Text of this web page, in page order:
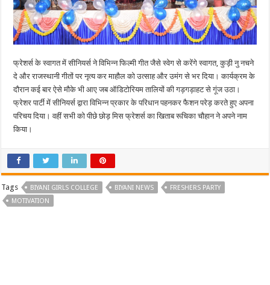
फ्रेशर्स के स्वागत में सीनियर्स ने विभिन्न फिल्मी गीत जैसे स्वेग से करेंगे स्वागत, कुड़ी नु नचने
दे और राजस्थानी गीतों पर नृत्य कर माहौल को उत्साह और उमंग से भर दिया। कार्यक्रम के
दौरान कई बार ऐसे मौके भी आए जब ऑडिटोरियम तालियों की गड़गड़ाहट से गूंज उठा।
फ्रेशर पार्टी में सीनियर्स द्वारा विभिन्न प्रकार के परिधान पहनकर फैशन परेड़ करते हुए अपना
परिचय दिया। वहीं सभी को पीछे छोड़ मिस फ्रेशर्स का खिताब रूचिका चौहान ने अपने नाम
किया।
Tags BIYANI GIRLS COLLEGE BIYANI NEWS
FRESHERS PARTY
MOTIVATION